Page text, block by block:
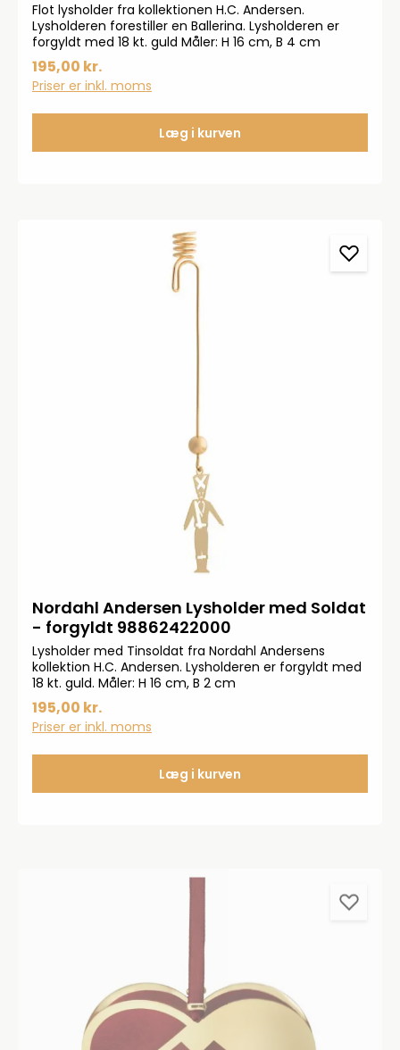
Flot lysholder fra kollektionen H.C. Andersen.
Lysholderen forestiller en Ballerina. Lysholderen er
forgyldt med 18 kt. guld Måler: H 16 cm, B 4 cm
195,00 kr.
Priser er inkl. moms
Læg i kurven
Nordahl Andersen Lysholder med Soldat
- forgyldt 98862422000
Lysholder med Tinsoldat fra Nordahl Andersens
kollektion H.C. Andersen. Lysholderen er forgyldt med
18 kt. guld. Måler: H 16 cm, B 2 cm
195,00 kr.
Priser er inkl. moms
Læg i kurven